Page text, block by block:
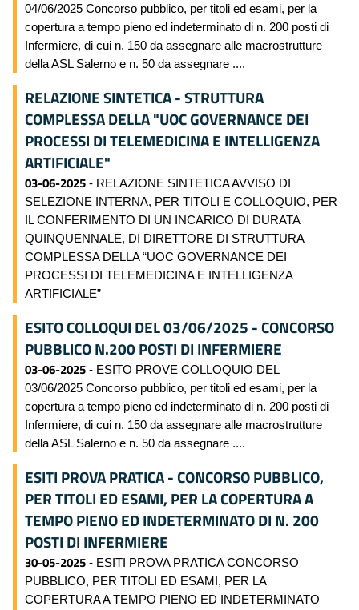
04/06/2025 Concorso pubblico, per titoli ed esami, per la
copertura a tempo pieno ed indeterminato di n. 200 posti di
Infermiere, di cui n. 150 da assegnare alle macrostrutture
della ASL Salerno e n. 50 da assegnare ....
RELAZIONE SINTETICA - STRUTTURA
COMPLESSA DELLA "UOC GOVERNANCE DEI
PROCESSI DI TELEMEDICINA E INTELLIGENZA
ARTIFICIALE"
03-06-2025 - RELAZIONE SINTETICA AVVISO DI
SELEZIONE INTERNA, PER TITOLI E COLLOQUIO, PER
IL CONFERIMENTO DI UN INCARICO DI DURATA
QUINQUENNALE, DI DIRETTORE DI STRUTTURA
COMPLESSA DELLA “UOC GOVERNANCE DEI
PROCESSI DI TELEMEDICINA E INTELLIGENZA
ARTIFICIALE”
ESITO COLLOQUI DEL 03/06/2025 - CONCORSO
PUBBLICO N.200 POSTI DI INFERMIERE
03-06-2025 - ESITO PROVE COLLOQUIO DEL
03/06/2025 Concorso pubblico, per titoli ed esami, per la
copertura a tempo pieno ed indeterminato di n. 200 posti di
Infermiere, di cui n. 150 da assegnare alle macrostrutture
della ASL Salerno e n. 50 da assegnare ....
ESITI PROVA PRATICA - CONCORSO PUBBLICO,
PER TITOLI ED ESAMI, PER LA COPERTURA A
TEMPO PIENO ED INDETERMINATO DI N. 200
POSTI DI INFERMIERE
30-05-2025 - ESITI PROVA PRATICA CONCORSO
PUBBLICO, PER TITOLI ED ESAMI, PER LA
COPERTURA A TEMPO PIENO ED INDETERMINATO